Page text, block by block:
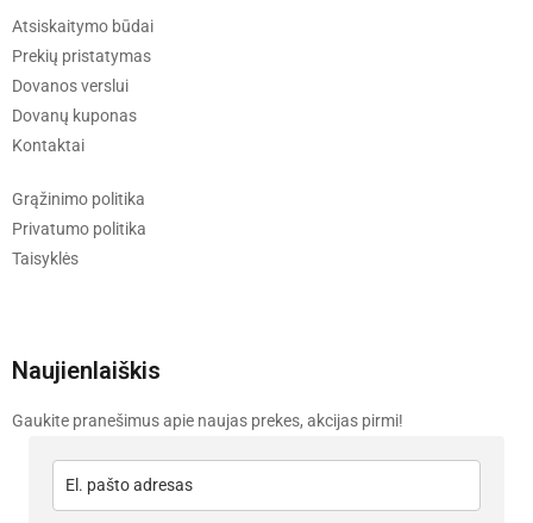
Atsiskaitymo būdai
Prekių pristatymas
Dovanos verslui
Dovanų kuponas
Kontaktai
Grąžinimo politika
Privatumo politika
Taisyklės
Naujienlaiškis
Gaukite pranešimus apie naujas prekes, akcijas pirmi!